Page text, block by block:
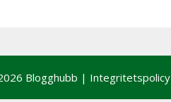
Blogghubb | Integritetspolicy